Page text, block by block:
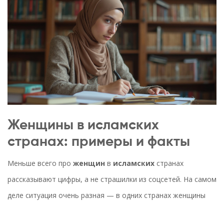
Женщины в исламских
странах: примеры и факты
Меньше всего про женщин в исламских странах
рассказывают цифры, а не страшилки из соцсетей. На самом
деле ситуация очень разная — в одних странах женщины